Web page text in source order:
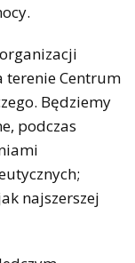
terenie Centrum
Będziemy
podczas
najszerszej